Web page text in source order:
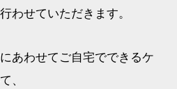
わせていただきます。
あわせてご自宅でできるケ
、